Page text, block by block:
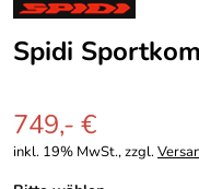
Spidi
749,- €
inkl. 19% MwSt., zzgl.